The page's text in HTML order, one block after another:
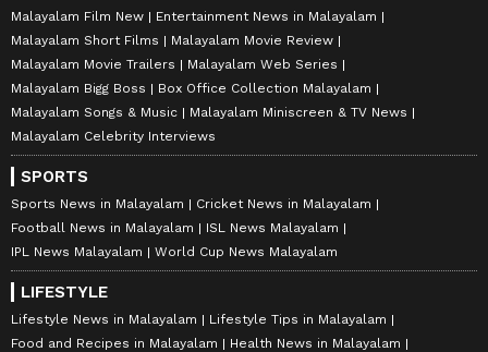
Malayalam Film New
Entertainment News in Malayalam
Malayalam Short Films
Malayalam Movie Review
Malayalam Movie Trailers
Malayalam Web Series
Malayalam Bigg Boss
Box Office Collection Malayalam
Malayalam Songs & Music
Malayalam Miniscreen & TV News
Malayalam Celebrity Interviews
SPORTS
Sports News in Malayalam
Cricket News in Malayalam
Football News in Malayalam
ISL News Malayalam
IPL News Malayalam
World Cup News Malayalam
LIFESTYLE
Lifestyle News in Malayalam
Lifestyle Tips in Malayalam
Food and Recipes in Malayalam
Health News in Malayalam